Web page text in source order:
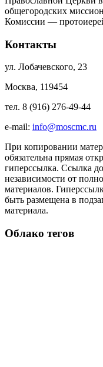
общегородских
Комиссии —
Контакты
ул. Лобачевского, 23
Москва, 119454
тел. 8 (916) 276-49-44
e-mail: info@moscmc.ru
При копировании
обязательна прямая
гиперссылка. Ссылка
независимости от
материалов.
быть размещена в
материала.
Облако тегов